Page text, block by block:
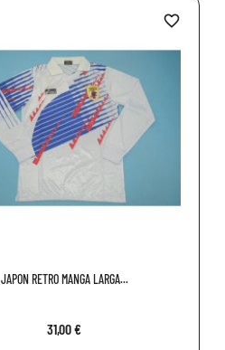
JAPON RETRO MANGA LARGA...
31,00 €
favorite_border